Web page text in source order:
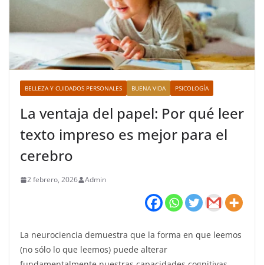
BELLEZA Y CUIDADOS PERSONALES BUENA VIDA PSICOLOGÍA
La ventaja del papel: Por qué leer
texto impreso es mejor para el
cerebro
2 febrero, 2026 Admin
La neurociencia demuestra que la forma en que leemos
(no sólo lo que leemos) puede alterar